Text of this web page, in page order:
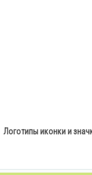
Логотипы иконки и